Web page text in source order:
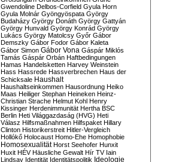
Gwendoline Delbos-Corfield Gyula Horn
Gyula Molnár Gyöngyöspata György
Budaházy György Donáth György Gattyán
György Hunvald György Konrád György
Lukács György Matolcsy Győr Gábor
Demszky Gábor Fodor Gábor Kaleta
Gábor Simon Gábor Vona Gáspár Miklós
Tamás Gáspár Orbán Haftbedingungen
Hamas Handelsketten Harvey Weinstein
Hass Hassrede Hassverbrechen Haus der
Schicksale Haushalt
Haushaltseinkommen Hausordnung Heiko
Maas Heiliger Stephan Heineken Heinz-
Christian Strache Helmut Kohl Henry
Kissinger Herdenimmunität Hertha BSC
Berlin Heti Világgazdaság (HVG) Heti
Válasz Hilfsmaßnahmen Hilfspaket Hillary
Clinton Historikerstreit Hitler-Vergleich
Hollókő Holocaust Homo-Ehe Homophobie
Homosexualität Horst Seehofer Hunxit
Huxit HÉV Häusliche Gewalt Hír TV Iain
Lindsay Identität Identitätspolitik Ideologie